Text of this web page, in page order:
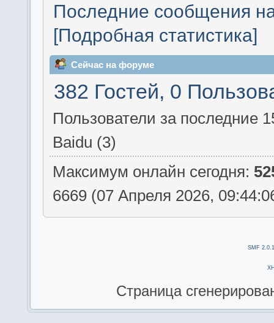
Последние сообщения
[Подробная статистика]
Сейчас на форуме
382 Гостей, 0
Пользователи за последние
Baidu (3)
Максимум онлайн сегодня:
6669 (07 Апреля 2026,
SMF
Страница